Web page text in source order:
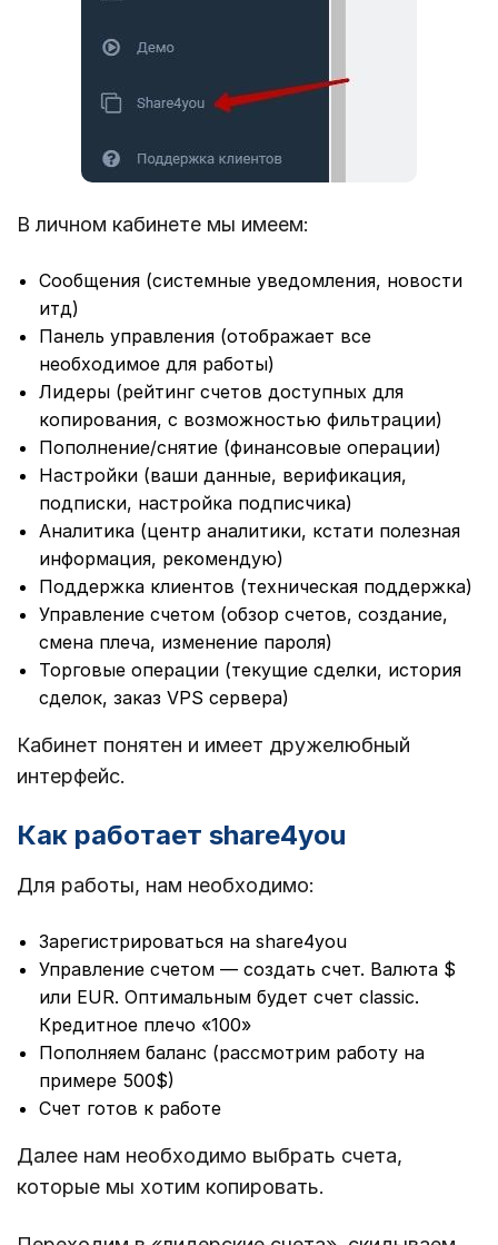
В личном кабинете мы имеем:
Сообщения (системные уведомления, новости
итд)
Панель управления (отображает все
необходимое для работы)
Лидеры (рейтинг счетов доступных для
копирования, с возможностью фильтрации)
Пополнение/снятие (финансовые операции)
Настройки (ваши данные, верификация,
подписки, настройка подписчика)
Аналитика (центр аналитики, кстати полезная
информация, рекомендую)
Поддержка клиентов (техническая поддержка)
Управление счетом (обзор счетов, создание,
смена плеча, изменение пароля)
Торговые операции (текущие сделки, история
сделок, заказ VPS сервера)
Кабинет понятен и имеет дружелюбный
интерфейс.
Как работает share4you
Для работы, нам необходимо:
Зарегистрироваться на share4you
Управление счетом — создать счет. Валюта $
или EUR. Оптимальным будет счет classic.
Кредитное плечо «100»
Пополняем баланс (рассмотрим работу на
примере 500$)
Счет готов к работе
Далее нам необходимо выбрать счета,
которые мы хотим копировать.